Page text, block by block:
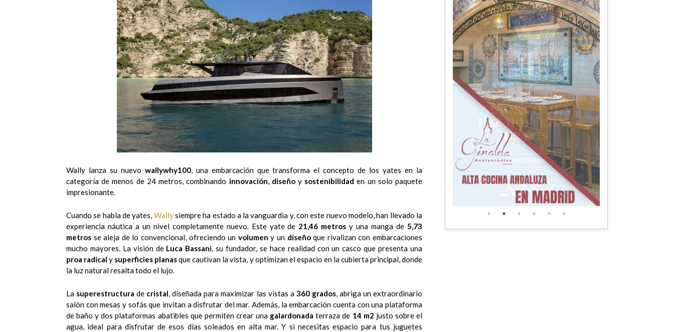
Wally lanza su nuevo wallywhy100, una embarcación que transforma el concepto de los yates en la
categoría de menos de 24 metros, combinando innovación diseñoy sostenibilidad en un solo paquete
impresionante.
Cuando se habla de yates, Wallysiempre ha estado a la vanguardia y, con este nuevo modelo, han llevado la
experiencia náutica a un nivel completamente nuevo. Este yate de 21,46 metros y una manga de 5,73
metros se aleja de lo convencional, ofreciendo un volumen y un diseñoque rivalizan con embarcaciones
mucho mayores. La visión de Luca Bassani , su fundador, se hace realidad con un casco que presenta una
proa radical y superficies planasque cautivan la vista, y optimizan el espacio en la cubierta principal, donde
la luz natural resalta todo el lujo.
La superestructura de cristal , diseñada para maximizar las vistas a 360 grados, abriga un extraordinario
salón con mesas y sofás que invitan a disfrutar del mar. Además, la embarcación cuenta con una plataforma
de baño y dos plataformas abatibles que permiten crear una galardonada terraza de 14 m2 justo sobre el
agua, ideal para disfrutar de esos días soleados en alta mar. Y si necesitas espacio para tus juguetes